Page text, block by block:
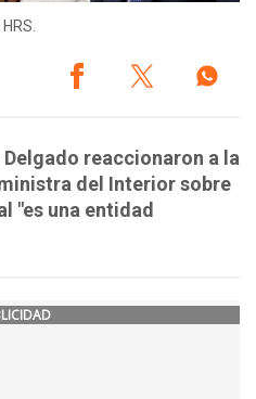
reaccionaron a la
del Interior sobre
"es una entidad